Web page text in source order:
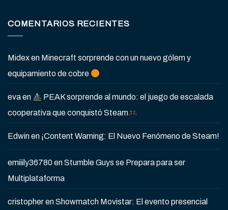
COMENTARIOS RECIENTES
Midexen Minecraft sorprende con un nuevo gólem y
equipamiento de cobre
evaen
PEAK sorprende al mundo: el juego de escalada
cooperativa que conquistó Steam
Edwinen ¡Content Warning: El Nuevo Fenómeno de Steam!
emiiily36780enStumble Guys se Prepara para ser
Multiplataforma
cristopherenShowmatch Movistar: El evento presencial